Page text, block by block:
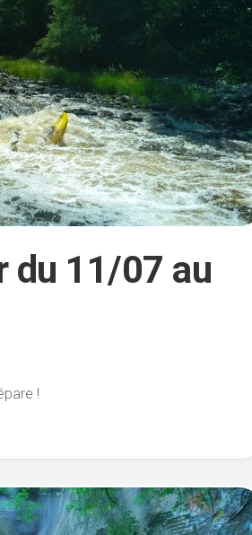
ALBARINE
SEMINE
VALSERINE
BIENNE
HAUTES
ALPES
–
STAGE
du 11/07 au
!